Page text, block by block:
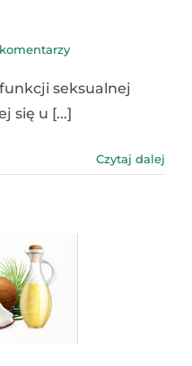
seksualnej
się u [...]
Czytaj dalej